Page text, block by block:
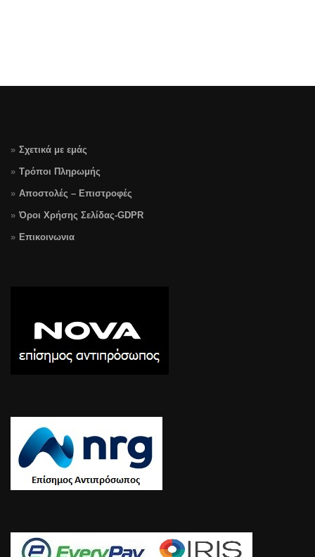
Σχετικά με εμάς
Τρόποι Πληρωμής
Αποστολές – Επιστροφές
Όροι Χρήσης Σελίδας-GDPR
Επικοινωνια